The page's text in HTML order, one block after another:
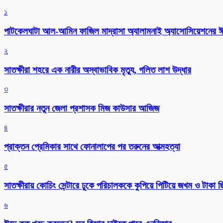
১
পাটকেলঘাটা আল-আমিন ফাজিল মাদ্রাসা অ্যালামনাই অ্যাসোসিয়েশনের
২
সাতক্ষীরা শহরে এক নারীর অস্বাভাবিক মৃত্যু, গলিত লাশ উদ্ধার
৩
সাতক্ষীরার নতুন জেলা প্রশাসক মিজ কাউসার আজিজ
৪
প্রাক্তন প্রেমিকার সাথে ফোনালাপের পর তরুনের আত্মহত্যা
৫
সাতক্ষীরায় কোচিং সেন্টারে ঢুকে পরিচালককে কুপিয়ে পিটিয়ে জখম ও টাকা
৬